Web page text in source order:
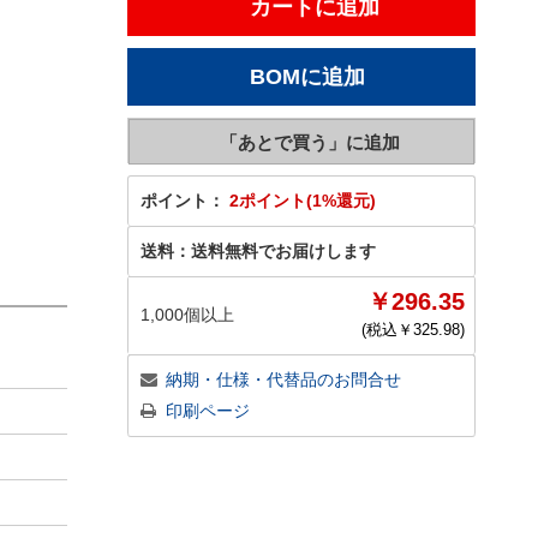
ポイント： 2ポイント(1%還元)
送料： 送料無料でお届けします
1,000個以上 ￥296.35
(税込￥ 325.98)
納期・仕様・代替品のお問合せ
印刷ページ